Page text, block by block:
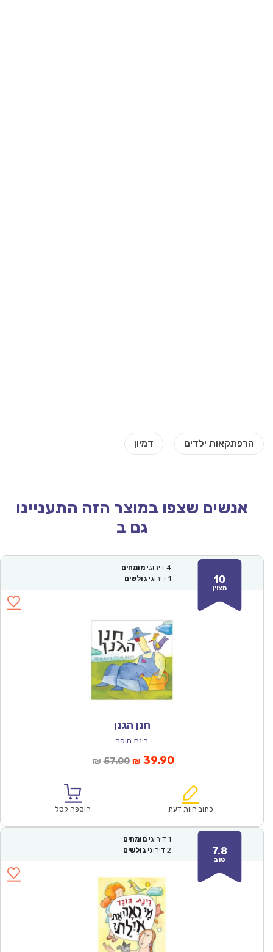
אנשים שצפו במוצר הזה התעניינו
גם ב
10
מצוין
4 דירוגי מומחים
1 דירוגי גולשים
חנן הגנן
רינת הופר
₪ 57.00המחיר
₪57.00.
₪ 39.90המחיר
הוא:
כתוב חוות דעת הוספה לסל
7.8
טוב
1 דירוגי מומחים
2 דירוגי גולשים